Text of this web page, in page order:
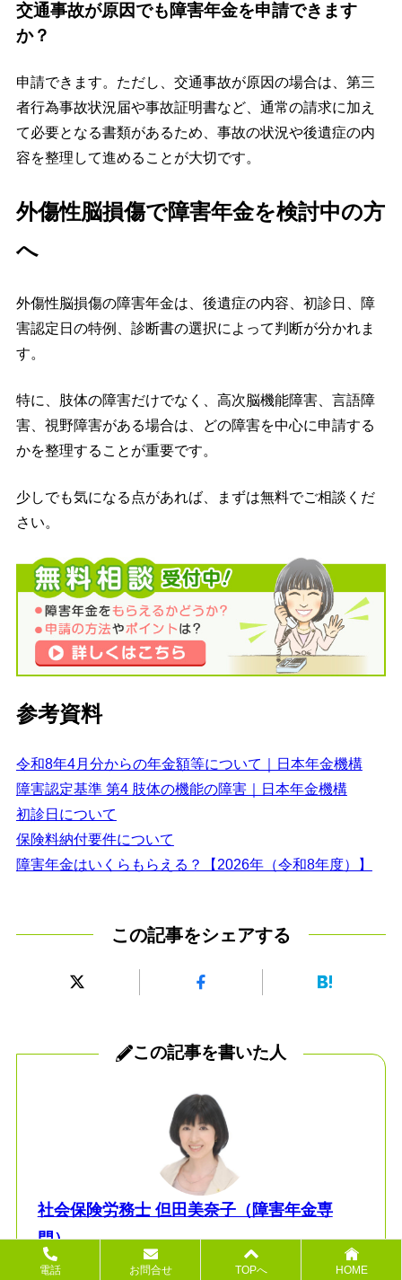
交通事故が原因でも障害年金を申請できます
か？
申請できます。ただし、交通事故が原因の場合は、第三
者行為事故状況届や事故証明書など、通常の請求に加え
て必要となる書類があるため、事故の状況や後遺症の内
容を整理して進めることが大切です。
外傷性脳損傷で障害年金を検討中の方
へ
外傷性脳損傷の障害年金は、後遺症の内容、初診日、障
害認定日の特例、診断書の選択によって判断が分かれま
す。
特に、肢体の障害だけでなく、高次脳機能障害、言語障
害、視野障害がある場合は、どの障害を中心に申請する
かを整理することが重要です。
少しでも気になる点があれば、まずは無料でご相談くだ
さい。
参考資料
令和8年4月分からの年金額等について｜日本年金機構
障害認定基準 第4 肢体の機能の障害｜日本年金機構
初診日について
保険料納付要件について
障害年金はいくらもらえる？【2026年（令和8年度）】
この記事をシェアする
この記事を書いた人
社会保険労務士 但田美奈子（障害年金専
門）
障害年金専門である東京の社労士。障害年金申請
電話 お問合せ TOPへ HOME